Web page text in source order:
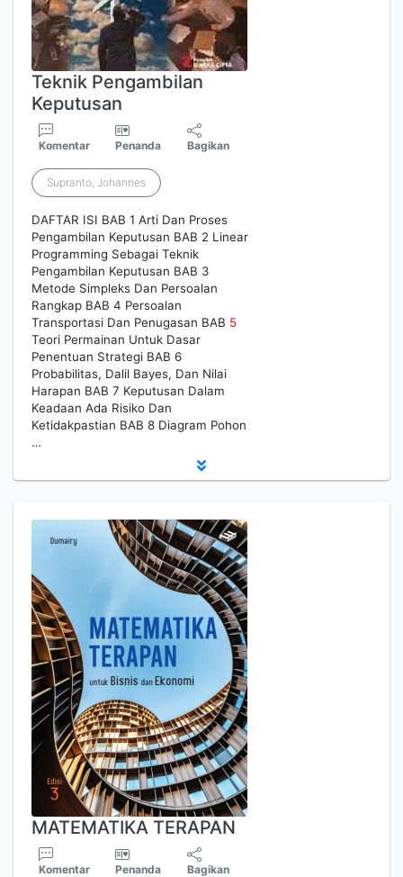
Teknik Pengambilan
Keputusan
Komentar Penanda Bagikan
Supranto, Johannes
DAFTAR ISI BAB 1 Arti Dan Proses
Pengambilan Keputusan BAB 2 Linear
Programming Sebagai Teknik
Pengambilan Keputusan BAB 3
Metode Simpleks Dan Persoalan
Rangkap BAB 4 Persoalan
Transportasi Dan Penugasan BAB 5
Teori Permainan Untuk Dasar
Penentuan Strategi BAB 6
Probabilitas, Dalil Bayes, Dan Nilai
Harapan BAB 7 Keputusan Dalam
Keadaan Ada Risiko Dan
Ketidakpastian BAB 8 Diagram Pohon
…
MATEMATIKA TERAPAN
Komentar Penanda Bagikan